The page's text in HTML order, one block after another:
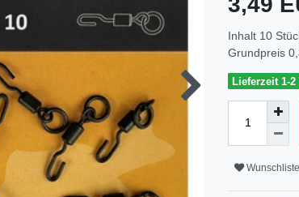
Inhalt 10
Grundpreis
Lieferzeit 1-2
Wunschliste